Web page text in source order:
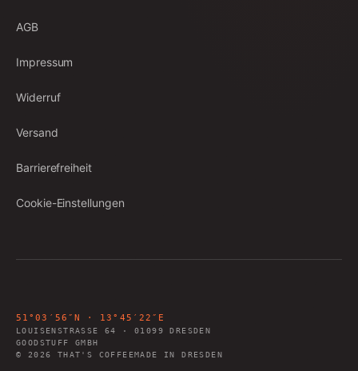
AGB
Impressum
Widerruf
Versand
Barrierefreiheit
Cookie-Einstellungen
51°03′56″N · 13°45′22″E
LOUISENSTRASSE 64 ·01099
DRESDEN
GOODSTUFF GMBH
©
2026 THAT'S COFFEEMADE IN DRESDEN